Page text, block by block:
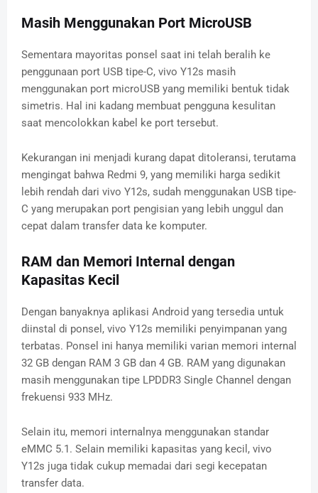
Masih Menggunakan Port MicroUSB
Sementara mayoritas ponsel saat ini telah beralih ke
penggunaan port USB tipe-C, vivo Y12s masih
menggunakan port microUSB yang memiliki bentuk tidak
simetris. Hal ini kadang membuat pengguna kesulitan
saat mencolokkan kabel ke port tersebut.
Kekurangan ini menjadi kurang dapat ditoleransi, terutama
mengingat bahwa Redmi 9, yang memiliki harga sedikit
lebih rendah dari vivo Y12s, sudah menggunakan USB tipe-
C yang merupakan port pengisian yang lebih unggul dan
cepat dalam transfer data ke komputer.
RAM dan Memori Internal dengan
Kapasitas Kecil
Dengan banyaknya aplikasi Android yang tersedia untuk
diinstal di ponsel, vivo Y12s memiliki penyimpanan yang
terbatas. Ponsel ini hanya memiliki varian memori internal
32 GB dengan RAM 3 GB dan 4 GB. RAM yang digunakan
masih menggunakan tipe LPDDR3 Single Channel dengan
frekuensi 933 MHz.
Selain itu, memori internalnya menggunakan standar
eMMC 5.1. Selain memiliki kapasitas yang kecil, vivo
Y12s juga tidak cukup memadai dari segi kecepatan
transfer data.